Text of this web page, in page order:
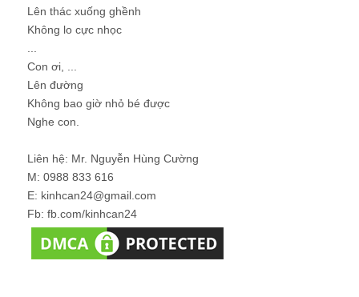
Lên thác xuống ghềnh
Không lo cực nhọc
Con ơi, ...
Lên đường
Không bao giờ nhỏ bé được
Nghe con.
Liên hệ: Mr. Nguyễn Hùng Cường
M: 0988 833 616
E: kinhcan24@gmail.com
Fb: fb.com/kinhcan24